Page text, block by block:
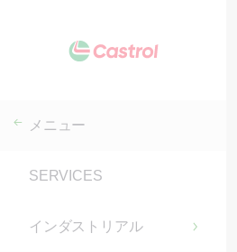
メニュー
SERVICES
インダストリアル